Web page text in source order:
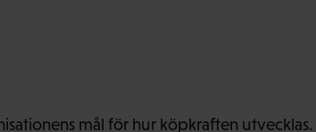
mål för hur köpkraften utvecklas.